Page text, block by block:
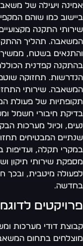
ויעילה של
כמו שוהם
התקנה
תהליך
בשטח, ממשיך
קפדנית הכוללת
תחזוקה
שירותי
של פעולת
חיבורי חשמל
וכיול מערכות
המבטיחים
תקלה, ועדיפות
שירותי תיקון
מיטבית, ובכך
דודי מערכות
בתחום